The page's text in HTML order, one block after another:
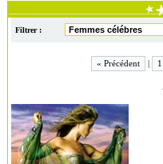
Filtrer :
« Précédent | 1